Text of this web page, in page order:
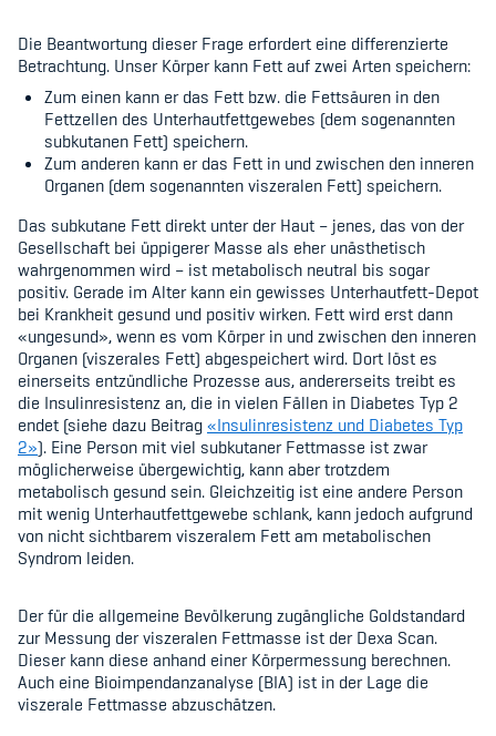
Die Beantwortung dieser Frage erfordert eine differenzierte
Betrachtung. Unser Körper kann Fett auf zwei Arten speichern:
Zum einen kann er das Fett bzw. die Fettsäuren in den
Fettzellen des Unterhautfettgewebes (dem sogenannten
subkutanen Fett) speichern.
Zum anderen kann er das Fett in und zwischen den inneren
Organen (dem sogenannten viszeralen Fett) speichern.
Das subkutane Fett direkt unter der Haut – jenes, das von der
Gesellschaft bei üppigerer Masse als eher unästhetisch
wahrgenommen wird – ist metabolisch neutral bis sogar
positiv. Gerade im Alter kann ein gewisses Unterhautfett-Depot
bei Krankheit gesund und positiv wirken. Fett wird erst dann
«ungesund», wenn es vom Körper in und zwischen den inneren
Organen (viszerales Fett) abgespeichert wird. Dort löst es
einerseits entzündliche Prozesse aus, andererseits treibt es
die Insulinresistenz an, die in vielen Fällen in Diabetes Typ 2
endet (siehe dazu Beitrag«Insulinresistenz und Diabetes Typ
2»). Eine Person mit viel subkutaner Fettmasse ist zwar
möglicherweise übergewichtig, kann aber trotzdem
metabolisch gesund sein. Gleichzeitig ist eine andere Person
mit wenig Unterhautfettgewebe schlank, kann jedoch aufgrund
von nicht sichtbarem viszeralem Fett am metabolischen
Syndrom leiden.
Der für die allgemeine Bevölkerung zugängliche Goldstandard
zur Messung der viszeralen Fettmasse ist der Dexa Scan.
Dieser kann diese anhand einer Körpermessung berechnen.
Auch eine Bioimpendanzanalyse (BIA) ist in der Lage die
viszerale Fettmasse abzuschätzen.